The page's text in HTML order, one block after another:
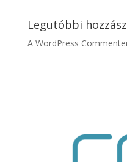
Legutóbbi
A WordPress